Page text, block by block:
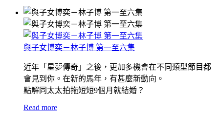
與子女博奕－林子博 第一至六集
近年「星夢傳奇」之後，更加多機會在不同類型節目都
會見到你。在新的馬年，有甚麼新動向。
點解同太太拍拖短短9個月就結婚？
Read more